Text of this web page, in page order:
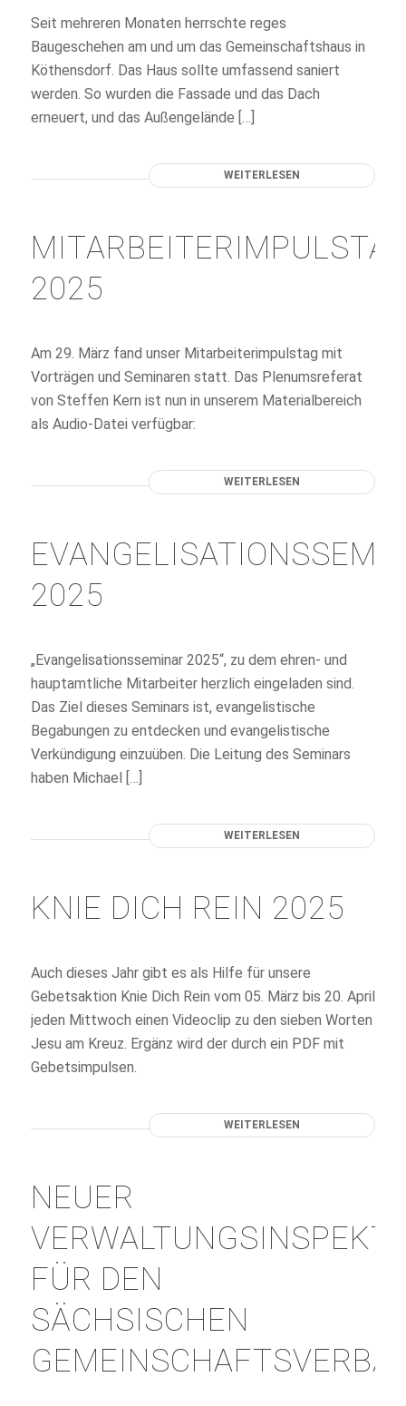
Seit mehreren Monaten herrschte reges
Baugeschehen am und um das Gemeinschaftshaus in
Köthensdorf. Das Haus sollte umfassend saniert
werden. So wurden die Fassade und das Dach
erneuert, und das Außengelände […]
WEITERLESEN
2025
Am 29. März fand unser Mitarbeiterimpulstag mit
Vorträgen und Seminaren statt. Das Plenumsreferat
von Steffen Kern ist nun in unserem Materialbereich
als Audio-Datei verfügbar:
WEITERLESEN
2025
„Evangelisationsseminar 2025“, zu dem ehren- und
hauptamtliche Mitarbeiter herzlich eingeladen sind.
Das Ziel dieses Seminars ist, evangelistische
Begabungen zu entdecken und evangelistische
Verkündigung einzuüben. Die Leitung des Seminars
haben Michael […]
WEITERLESEN
KNIE DICH REIN 2025
Auch dieses Jahr gibt es als Hilfe für unsere
Gebetsaktion Knie Dich Rein vom 05. März bis 20. April
jeden Mittwoch einen Videoclip zu den sieben Worten
Jesu am Kreuz. Ergänz wird der durch ein PDF mit
Gebetsimpulsen.
WEITERLESEN
NEUER
FÜR DEN
SÄCHSISCHEN